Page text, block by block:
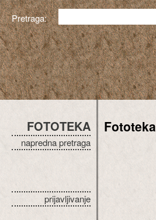
Pretraga:
FOTOTEKA
napredna pretraga
prijavljivanje
Fototeka